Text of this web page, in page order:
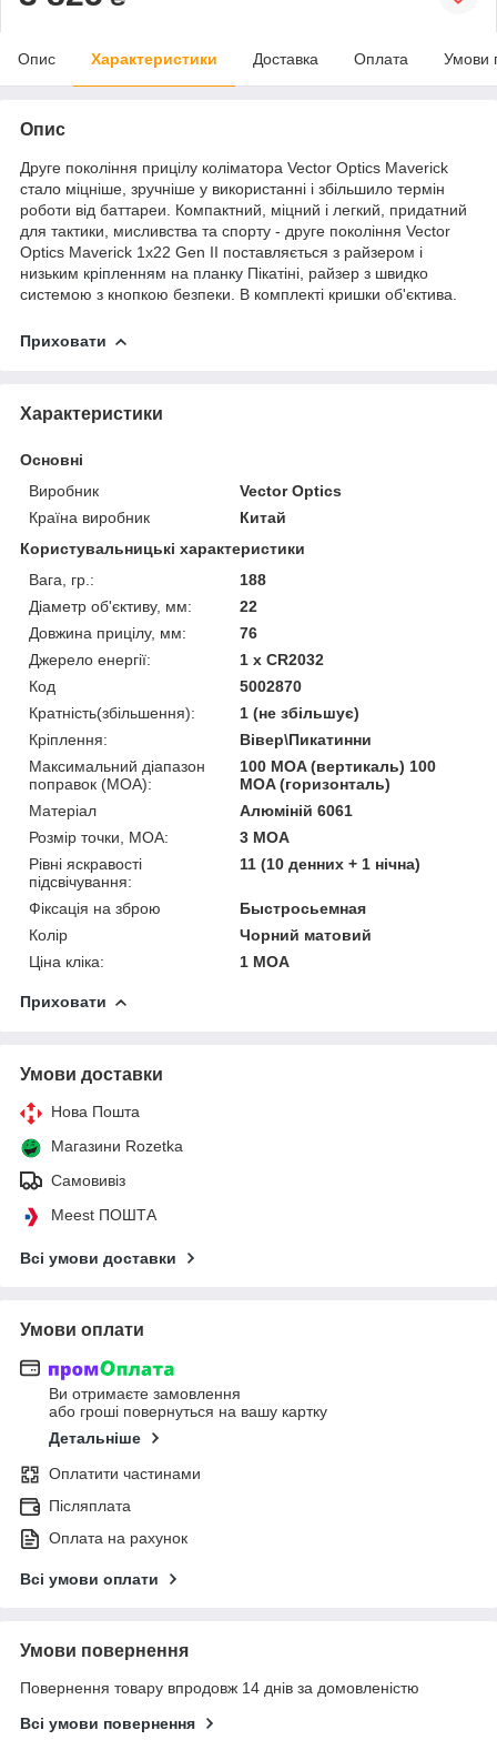
Опис Характеристики Доставка Оплата Умови
Опис
Друге покоління прицілу коліматора Vector Optics Maverick
стало міцніше, зручніше у використанні і збільшило термін
роботи від баттареи. Компактний, міцний і легкий, придатний
для тактики, мисливства та спорту - друге покоління Vector
Optics Maverick 1x22 Gen II поставляється з райзером і
низьким кріпленням на планку Пікатіні, райзер з швидко
системою з кнопкою безпеки. В комплекті кришки об'єктива.
Приховати
Характеристики
Основні
Виробник
Vector Optics
Країна виробник
Китай
Користувальницькі характеристики
Вага, гр.:
188
Діаметр об'єктиву, мм:
22
Довжина прицілу, мм:
76
Джерело енергії:
1 х CR2032
Код
5002870
Кратність(збільшення):
1 (не збільшує)
Кріплення:
Вівер\Пикатинни
Максимальний діапазон
поправок (MOA):
100 MOA (вертикаль) 100
MOA (горизонталь)
Матеріал
Алюміній 6061
Розмір точки, MOA:
3 MOA
Рівні яскравості
підсвічування:
11 (10 денних + 1 нічна)
Фіксація на зброю
Быстросьемная
Колір
Чорний матовий
Ціна кліка:
1 MOA
Приховати
Умови доставки
Нова Пошта
Магазини Rozetka
Самовивіз
Meest ПОШТА
Всі умови доставки
Умови оплати
Ви отримаєте замовлення
або гроші повернуться на вашу картку
Детальніше
Оплатити частинами
Післяплата
Оплата на рахунок
Всі умови оплати
Умови повернення
Повернення товару впродовж 14 днів за домовленістю
Всі умови повернення